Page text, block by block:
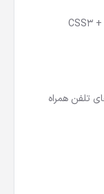
تلفن همراه